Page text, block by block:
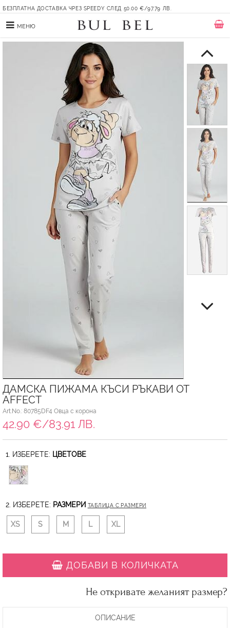
БЕЗПЛАТНА ДОСТАВКА ЧРЕЗ SPEEDY СЛЕД 50.00 €/97.79 ЛВ.
МЕНЮ
ДАМСКА ПИЖАМА КЪСИ РЪКАВИ ОТ
AFFECT
Art.No.: 80785DF4 Овца с корона
42.90 €/83.91 ЛВ.
1. ИЗБЕРЕТЕ: ЦВЕТОВЕ
2. ИЗБЕРЕТЕ: РАЗМЕРИ ТАБЛИЦА С РАЗМЕРИ
XS S M L XL
ДОБАВИ В КОЛИЧКАТА
Не откривате желаният размер?
ОПИСАНИЕ